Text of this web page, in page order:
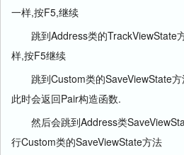
一样,按F5,继续
跳到Address类的TrackViewState
样,按F5继续
跳到Custom类的SaveViewState方
此时会返回Pair构造函数.
然后会跳到Address类
行Custom类的SaveViewState方法